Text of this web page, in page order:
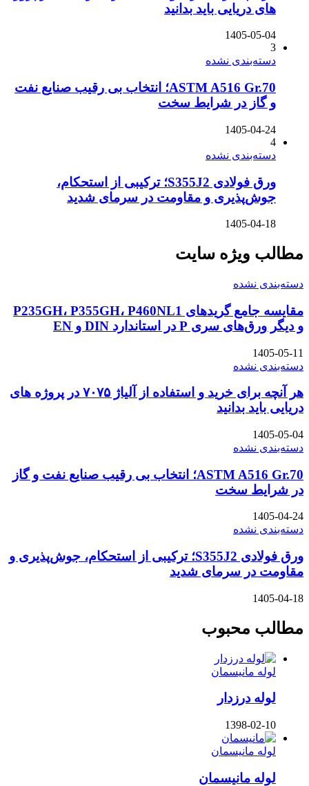
های دریایی باید بدانید
1405-05-04
3
دسته‌بندی نشده
ASTM A516 Gr.70؛ انتخاب بی رقیب صنایع نفت
و گاز در شرایط سخت
1405-04-24
4
دسته‌بندی نشده
ورق فولادی S355J2؛ ترکیبی از استحکام،
جوش‌پذیری و مقاومت در سرمای شدید
1405-04-18
مطالب ویژه سایت
دسته‌بندی نشده
مقایسه جامع گریدهای P235GH، P355GH، P460NL1
و دیگر ورق‌های سری P در استاندارد DIN و EN
1405-05-11
دسته‌بندی نشده
هر آنچه برای خرید و استفاده از آلیاژ ۷۰۷۵ در پروژه های
دریایی باید بدانید
1405-05-04
دسته‌بندی نشده
ASTM A516 Gr.70؛ انتخاب بی رقیب صنایع نفت و گاز
در شرایط سخت
1405-04-24
دسته‌بندی نشده
ورق فولادی S355J2؛ ترکیبی از استحکام، جوش‌پذیری و
مقاومت در سرمای شدید
1405-04-18
مطالب محبوب
لوله مانیسمان
لوله درزدار
1398-02-10
لوله مانیسمان
لوله مانیسمان